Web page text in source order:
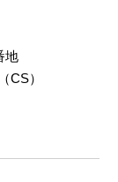
地
CS）